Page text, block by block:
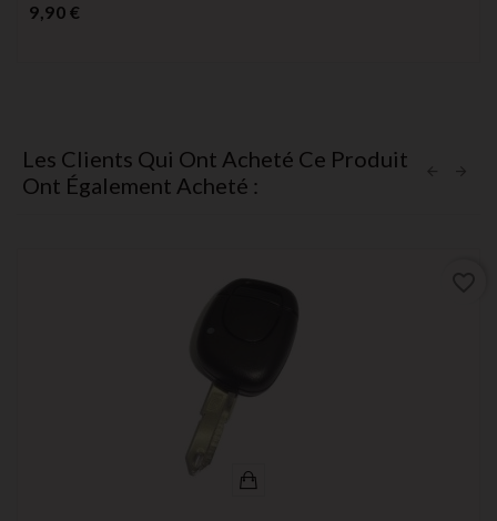
9,90 €
Les Clients Qui Ont Acheté Ce Produit
Ont Également Acheté :